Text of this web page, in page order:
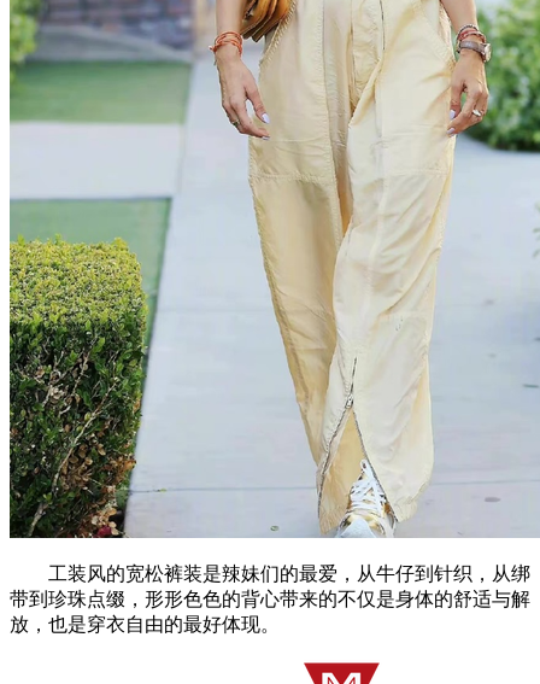
工装风的宽松裤装是辣妹们的最爱，从牛仔到针织，从绑
带到珍珠点缀，形形色色的背心带来的不仅是身体的舒适与解
放，也是穿衣自由的最好体现。